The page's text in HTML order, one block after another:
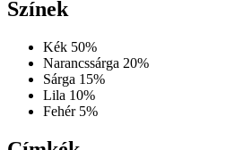
Színek
Kék 50%
Narancssárga 20%
Sárga 15%
Lila 10%
Fehér 5%